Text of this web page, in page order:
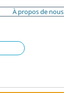
À propos de nous